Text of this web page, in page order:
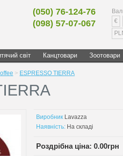
(050) 76-124-76
(098) 57-07-067
€
світ Канцтовари Зоотовари
> ESPRESSO TIERRA
Виробник Lavazza
Наявність: На складі
Роздрібна ціна: 0.00грн